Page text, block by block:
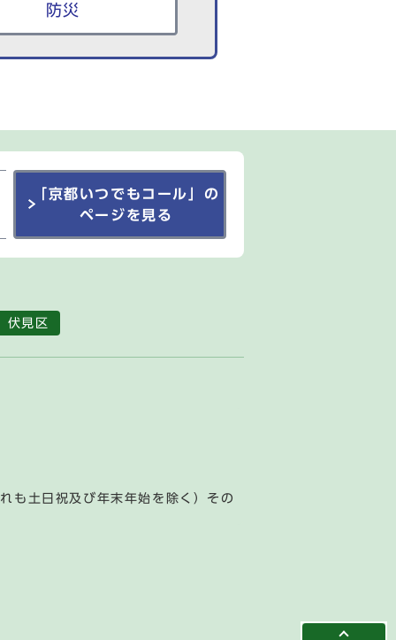
防災
「京都いつでもコール」の
ページを見る
伏見区
土日祝及び年末年始を除く）その